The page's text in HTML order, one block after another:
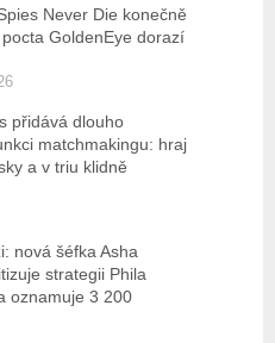
Never Die konečně
GoldenEye dorazí
přidává dlouho
matchmakingu: hraj
a v triu klidně
nová šéfka Asha
strategii Phila
oznamuje 3 200